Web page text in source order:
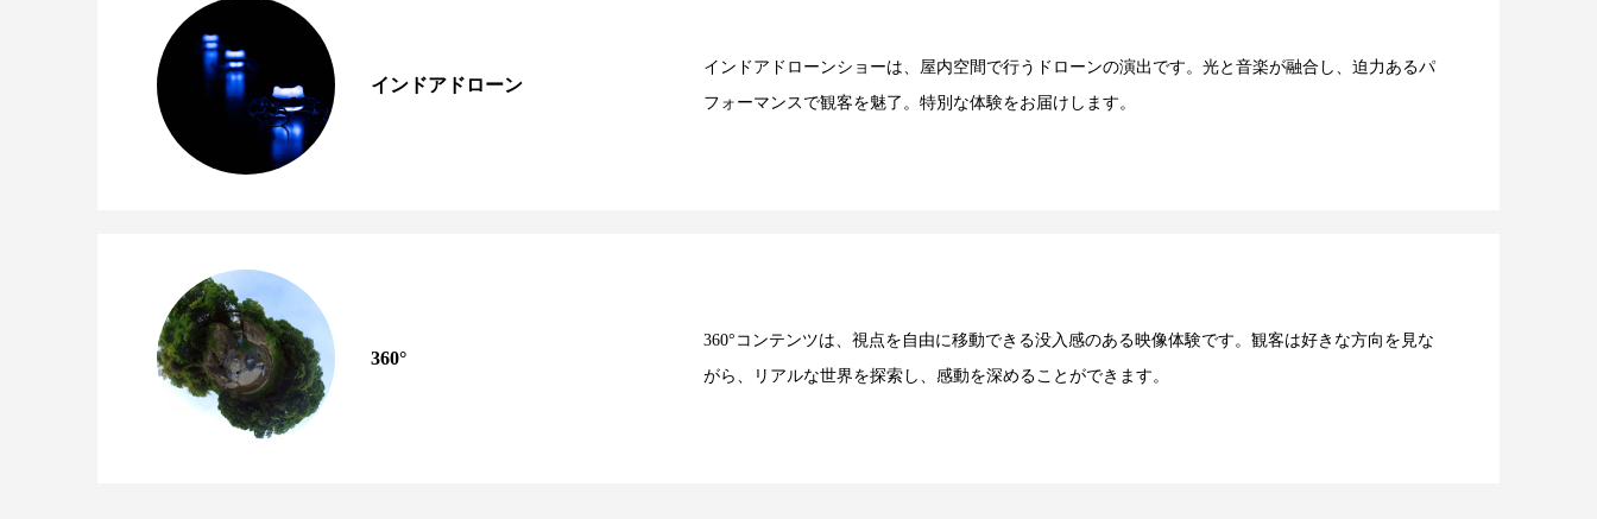
インドアドローン
インドアドローンショーは、屋内空間で行うドローンの演出です。光と音楽が融合し、迫力あるパ
フォーマンスで観客を魅了。特別な体験をお届けします。
360°
360°コンテンツは、視点を自由に移動できる没入感のある映像体験です。観客は好きな方向を見な
がら、リアルな世界を探索し、感動を深めることができます。